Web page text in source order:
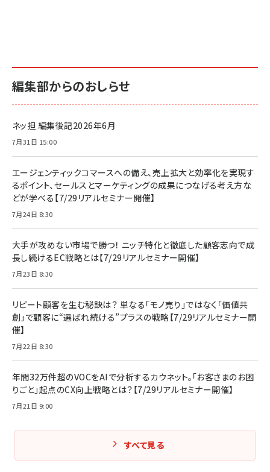
編集部からのおしらせ
ネッ担 編集後記2026年6月
7月31日 15:00
エージェンティックコマースへの備え、売上拡大と効率化を実現す
るポイント、セールスとマーケティングの成果につなげる考え方な
どが学べる【7/29リアルセミナー開催】
7月24日 8:30
大手が攻めない市場で勝つ！ ニッチ特化と徹底した顧客志向で成
長し続けるEC戦略とは【7/29リアルセミナー開催】
7月23日 8:30
リピート顧客を生む秘訣は？ 単なる「モノ売り」ではなく「価値共
創」で顧客に“選ばれ続ける”プラスの戦略【7/29リアルセミナー開
催】
7月22日 8:30
年間32万件超のVOCをAIで分析するカウネット。「お客さまのお困
りごと」起点のCX向上戦略とは？【7/29リアルセミナー開催】
7月21日 9:00
すべて見る